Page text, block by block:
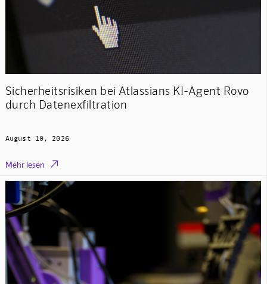
Sicherheitsrisiken bei Atlassians KI-Agent Rovo
durch Datenexfiltration
August 10, 2026
Mehr lesen 